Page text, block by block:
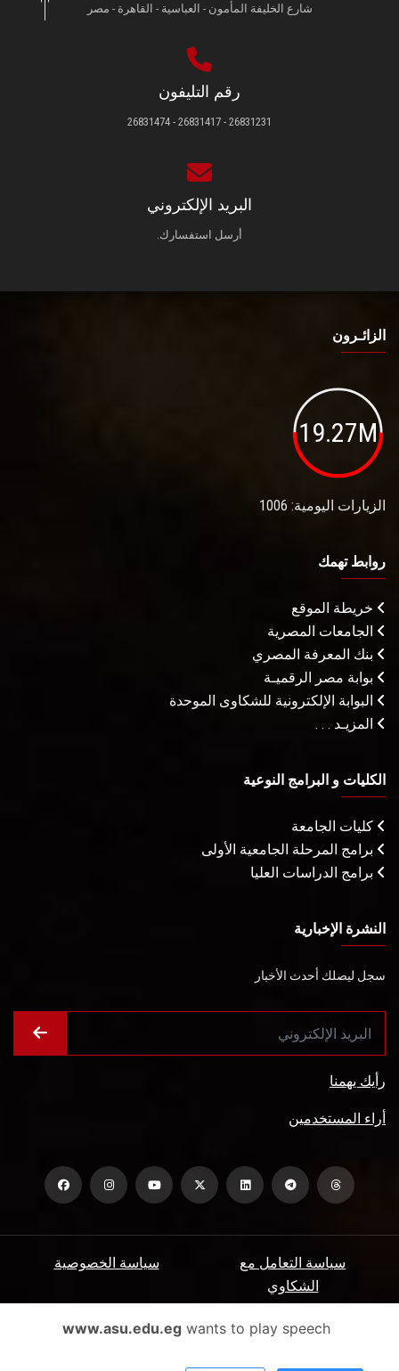
شارع الخليفة المأمون - العباسية - القاهرة - مصر
رقم التليفون
26831231 - 26831417 - 26831474
البريد الإلكتروني
أرسل استفسارك.
الزائـرون
19.27M
الزيارات اليومية: 1006
روابط تهمك
خريطة الموقع
الجامعات المصرية
بنك المعرفة المصري
بوابة مصر الرقميـة
البوابة الإلكترونية للشكاوى الموحدة
المزيـد . . .
الكليات و البرامج النوعية
كليات الجامعة
برامج المرحلة الجامعية الأولى
برامج الدراسات العليا
النشرة الإخبارية
سجل ليصلك أحدث الأخبار
رأيك يهمنا
أراء المستخدمين
سياسة الخصوصية
سياسة التعامل مع
الشكاوي
الأسئلة الشائعة ميثاق المتعاملين www.asu.edu.egwants to play speech